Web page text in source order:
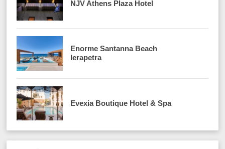
NJV Athens Plaza Hotel
Enorme Santanna Beach
Ierapetra
Evexia Boutique Hotel & Spa